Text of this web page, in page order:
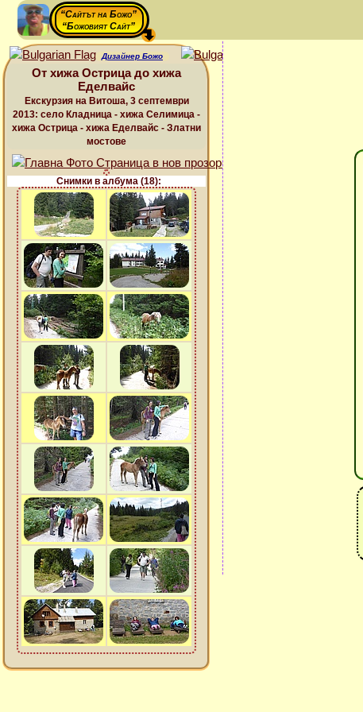
“Сайтът на Божо”
“Божовият Сайт”
Дизайнер Божо
От хижа Острица до хижа
Еделвайс
Екскурзия на Витоша, 3 септември
2013: село Кладница - хижа Селимица -
хижа Острица - хижа Еделвайс - Златни
мостове
Снимки в албума (18):